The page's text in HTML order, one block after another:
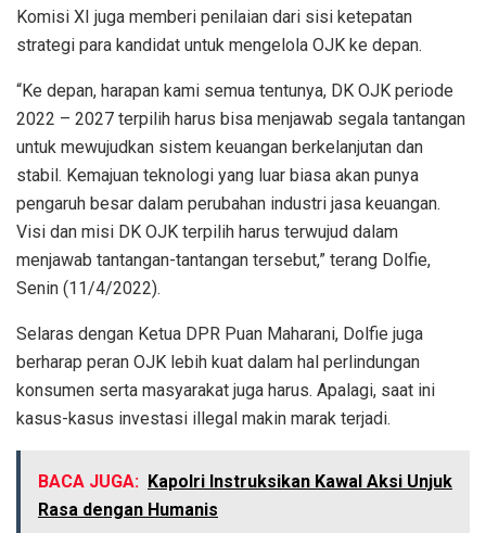
Komisi XI juga memberi penilaian dari sisi ketepatan
strategi para kandidat untuk mengelola OJK ke depan.
“Ke depan, harapan kami semua tentunya, DK OJK periode
2022 – 2027 terpilih harus bisa menjawab segala tantangan
untuk mewujudkan sistem keuangan berkelanjutan dan
stabil. Kemajuan teknologi yang luar biasa akan punya
pengaruh besar dalam perubahan industri jasa keuangan.
Visi dan misi DK OJK terpilih harus terwujud dalam
menjawab tantangan-tantangan tersebut,” terang Dolfie,
Senin (11/4/2022).
Selaras dengan Ketua DPR Puan Maharani, Dolfie juga
berharap peran OJK lebih kuat dalam hal perlindungan
konsumen serta masyarakat juga harus. Apalagi, saat ini
kasus-kasus investasi illegal makin marak terjadi.
BACA JUGA: Kapolri Instruksikan Kawal Aksi Unjuk
Rasa dengan Humanis